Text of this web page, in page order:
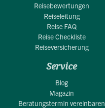
Reisebewertungen
Reiseleitung
Reise FAQ
Reise Checkliste
Reiseversicherung
Service
Blog
Magazin
Beratungstermin vereinbaren